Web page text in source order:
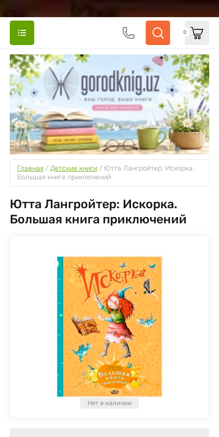
0
Главная / Детские книги / Ютта Лангройтер: Искорка.
Большая книга приключений
Ютта Лангройтер: Искорка.
Большая книга приключений
Нет в наличии